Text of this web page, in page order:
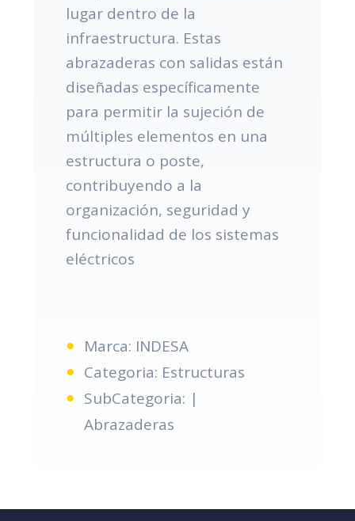
lugar dentro de la
infraestructura. Estas
abrazaderas con salidas están
diseñadas específicamente
para permitir la sujeción de
múltiples elementos en una
estructura o poste,
contribuyendo a la
organización, seguridad y
funcionalidad de los sistemas
eléctricos
Marca: INDESA
Categoria: Estructuras
SubCategoria: |
Abrazaderas